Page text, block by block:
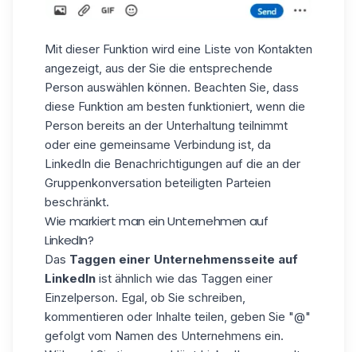
Mit dieser Funktion wird eine Liste von Kontakten
angezeigt, aus der Sie die entsprechende
Person auswählen können. Beachten Sie, dass
diese Funktion am besten funktioniert, wenn die
Person bereits an der Unterhaltung teilnimmt
oder eine gemeinsame Verbindung ist, da
LinkedIn die Benachrichtigungen auf die an der
Gruppenkonversation beteiligten Parteien
beschränkt.
Wie markiert man ein Unternehmen auf
LinkedIn?
Das Taggen einer Unternehmensseite auf
LinkedIn ist ähnlich wie das Taggen einer
Einzelperson. Egal, ob Sie schreiben,
kommentieren oder Inhalte teilen, geben Sie "@"
gefolgt vom Namen des Unternehmens ein.